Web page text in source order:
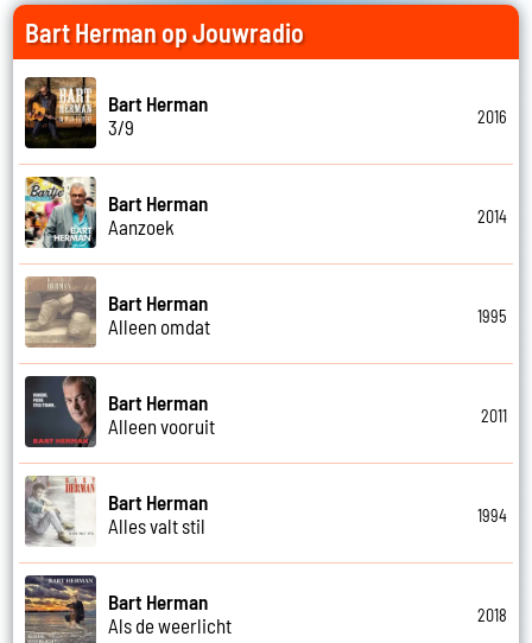
Bart Herman op Jouwradio
Bart Herman
3/9
2016
Bart Herman
Aanzoek
2014
Bart Herman
Alleen omdat
1995
Bart Herman
Alleen vooruit
2011
Bart Herman
Alles valt stil
1994
Bart Herman
Als de weerlicht
2018